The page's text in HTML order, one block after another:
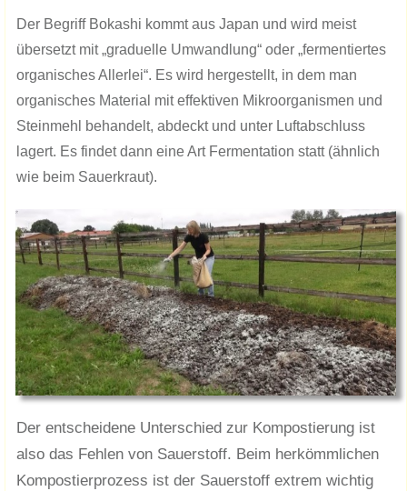
Der Begriff Bokashi kommt aus Japan und wird meist
übersetzt mit „graduelle Umwandlung“ oder „fermentiertes
organisches Allerlei“. Es wird hergestellt, in dem man
organisches Material mit effektiven Mikroorganismen und
Steinmehl behandelt, abdeckt und unter Luftabschluss
lagert. Es findet dann eine Art Fermentation statt (ähnlich
wie beim Sauerkraut).​
Der entscheidene Unterschied zur Kompostierung ist
also das Fehlen von Sauerstoff. Beim herkömmlichen
Kompostierprozess ist der Sauerstoff extrem wichtig